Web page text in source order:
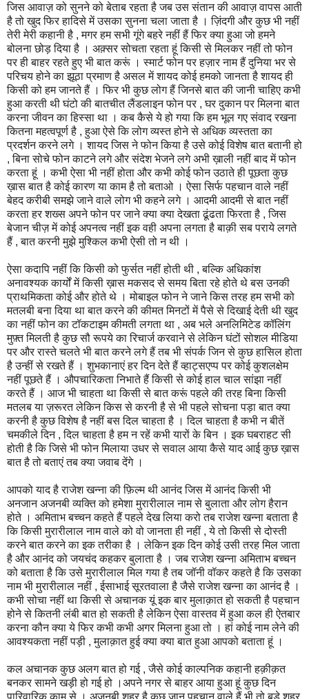
जिस आवाज़ को सुनने को बेताब रहता है जब उस संतान की आवाज़ वापस आती
है तो खुद फिर हादिसे में उसका सुनना चला जाता है । ज़िंदगी और कुछ भी नहीं
तेरी मेरी कहानी है , मगर हम सभी गूंगे बहरे नहीं हैं फिर क्या हुआ जो हमने
बोलना छोड़ दिया है । अक़्सर सोचता रहता हूं किसी से मिलकर नहीं तो फोन
पर ही बाहर रहते हुए भी बात करूं । स्मार्ट फोन पर हज़ार नाम हैं दुनिया भर से
परिचय होने का झूठा प्रमाण है असल में शायद कोई हमको जानता है शायद ही
किसी को हम जानते हैं । फिर भी कुछ लोग हैं जिनसे बात की जानी चाहिए कभी
हुआ करती थी घंटो की बातचीत लैंडलाइन फोन पर , घर दुकान पर मिलना बात
करना जीवन का हिस्सा था । कब कैसे ये हो गया कि हम भूल गए संवाद रखना
कितना महत्वपूर्ण है , हुआ ऐसे कि लोग व्यस्त होने से अधिक व्यस्तता का
प्रदर्शन करने लगे । शायद जिस ने फोन किया है उसे कोई विशेष बात बतानी हो
, बिना सोचे फोन काटने लगे और संदेश भेजने लगे अभी ख़ाली नहीं बाद में फोन
करता हूं । कभी ऐसा भी नहीं होता और कभी कोई फोन उठाते ही पूछता कुछ
ख़ास बात है कोई कारण या काम है तो बताओ । ऐसा सिर्फ पहचान वाले नहीं
बेहद करीबी समझे जाने वाले लोग भी कहने लगे । आदमी आदमी से बात नहीं
करता हर शख्स अपने फोन पर जाने क्या क्या देखता ढूंढता फिरता है , जिस
बेजान चीज़ में कोई अपनत्व नहीं इक वही अपना लगता है बाक़ी सब पराये लगते
हैं , बात करनी मुझे मुश्किल कभी ऐसी तो न थी ।
ऐसा कदापि नहीं कि किसी को फुर्सत नहीं होती थी , बल्कि अधिकांश
अनावश्यक कार्यों में किसी ख़ास मकसद से समय बिता रहे होते थे बस उनकी
प्राथमिकता कोई और होते थे । मोबाइल फोन ने जाने किस तरह हम सभी को
मतलबी बना दिया था बात करने की कीमत मिनटों में पैसे से दिखाई देती थी खुद
का नहीं फोन का टॉकटाइम कीमती लगता था , अब भले अनलिमिटेड कॉलिंग
मुफ़्त मिलती है कुछ सौ रूपये का रिचार्ज करवाने से लेकिन घंटों सोशल मीडिया
पर और रास्ते चलते भी बात करने लगे हैं तब भी संपर्क जिन से कुछ हासिल होता
है उन्हीं से रखते हैं । शुभकानाएं हर दिन देते हैं व्हाट्सएप्प पर कोई कुशलक्षेम
नहीं पूछते हैं । औपचारिकता निभाते हैं किसी से कोई हाल चाल सांझा नहीं
करते हैं । आज भी चाहता था किसी से बात करूं पहले की तरह बिना किसी
मतलब या ज़रूरत लेकिन किस से करनी है से भी पहले सोचना पड़ा बात क्या
करनी है कुछ विशेष है नहीं बस दिल चाहता है । दिल चाहता है कभी न बीतें
चमकीले दिन , दिल चाहता है हम न रहें कभी यारों के बिन । इक घबराहट सी
होती है कि जिसे भी फोन मिलाया उधर से सवाल आया कैसे याद आई कुछ ख़ास
बात है तो बताएं तब क्या जवाब देंगे ।
आपको याद है राजेश खन्ना की फ़िल्म थी आनंद जिस में आनंद किसी भी
अनजान अजनबी व्यक्ति को हमेशा मुरारीलाल नाम से बुलाता और लोग हैरान
होते । अमिताभ बच्चन कहते हैं पहले देख लिया करो तब राजेश खन्ना बताता है
कि किसी मुरारीलाल नाम वाले को वो जानता ही नहीं , ये तो किसी से दोस्ती
करने बात करने का इक तरीका है । लेकिन इक दिन कोई उसी तरह मिल जाता
है और आनंद को जयचंद कहकर बुलाता है । जब राजेश खन्ना अमिताभ बच्चन
को बताता है कि उसे मुरारीलाल मिल गया है तब जॉनी वॉकर कहते है कि उसका
नाम भी मुरारीलाल नहीं , ईसाभाई सूरतवाला है जैसे राजेश खन्ना का आनंद है ।
कभी सोचा नहीं था किसी से अचानक यूं इक बार मुलाक़ात हो सकती है पहचान
होने से कितनी लंबी बात हो सकती है लेकिन ऐसा वास्तव में हुआ कल ही ऐतबार
करना कौन क्या ये फिर कभी कभी अगर मिलना हुआ तो । हां कोई नाम लेने की
आवश्यकता नहीं पड़ी , मुलाक़ात हुई क्या क्या बात हुआ आपको बताता हूं ।
कल अचानक कुछ अलग बात हो गई , जैसे कोई काल्पनिक कहानी हक़ीक़त
बनकर सामने खड़ी हो गई हो ।अपने नगर से बाहर आया हुआ हूं कुछ दिन
पारिवारिक काम से । अजनबी शहर है कुछ जान पहचान वाले हैं भी तो बड़े शहर